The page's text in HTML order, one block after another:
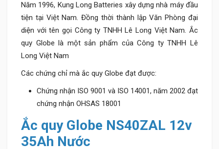
Năm 1996, Kung Long Batteries xây dựng nhà máy đầu
tiện tại Việt Nam. Đồng thời thành lập Văn Phòng đại
diện với tên gọi Công ty TNHH Lê Long Việt Nam. Ắc
quy Globe là một sản phẩm của Công ty TNHH Lê
Long Việt Nam
Các chứng chỉ mà ắc quy Globe đạt được:
Chứng nhận ISO 9001 và ISO 14001, năm 2002 đạt
chứng nhận OHSAS 18001
Ắc quyGlobe NS40ZAL 12v
35Ah Nước